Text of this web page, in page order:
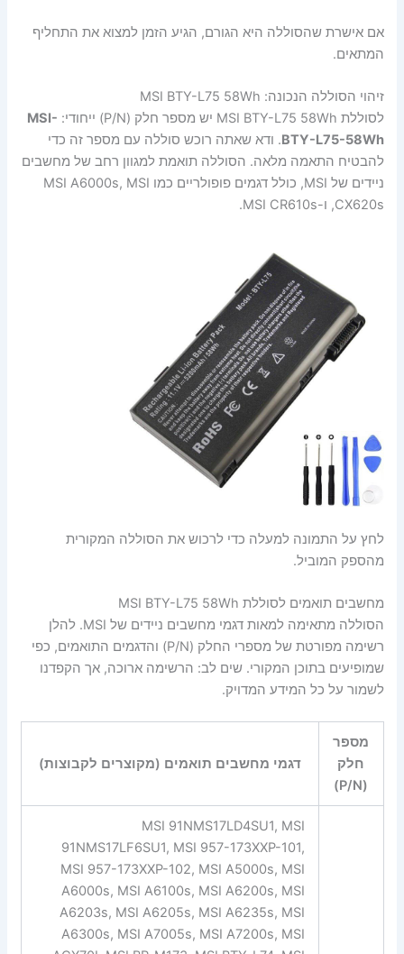
אם אישרת שהסוללה היא הגורם, הגיע הזמן למצוא את התחליף
המתאים.
זיהוי הסוללה הנכונה: MSI BTY-L75 58Wh
לסוללת MSI BTY-L75 58Wh יש מספר חלק (P/N) ייחודי:
MSI-
BTY-L75-58Wh. ודא שאתה רוכש סוללה עם מספר זה כדי
להבטיח התאמה מלאה. הסוללה תואמת למגוון רחב של מחשבים
ניידים של MSI, כולל דגמים פופולריים כמו MSI A6000s, MSI
CX620s, ו-MSI CR610s.
לחץ על התמונה למעלה כדי לרכוש את הסוללה המקורית
מהספק המוביל.
מחשבים תואמים לסוללת MSI BTY-L75 58Wh
הסוללה מתאימה למאות דגמי מחשבים ניידים של MSI. להלן
רשימה מפורטת של מספרי החלק (P/N) והדגמים התואמים, כפי
שמופיעים בתוכן המקורי. שים לב: הרשימה ארוכה, אך הקפדנו
לשמור על כל המידע המדויק.
מספר
חלק
(P/N)
דגמי מחשבים תואמים (מקוצרים לקבוצות)
MSI 91NMS17LD4SU1, MSI
91NMS17LF6SU1, MSI 957-173XXP-101,
MSI 957-173XXP-102, MSI A5000s, MSI
A6000s, MSI A6100s, MSI A6200s, MSI
A6203s, MSI A6205s, MSI A6235s, MSI
A6300s, MSI A7005s, MSI A7200s, MSI